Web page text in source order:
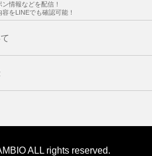
情報などを配信！
をLINEでも確認可能！
ALL rights reserved.